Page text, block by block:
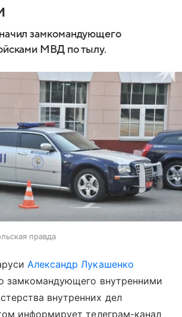
замкомандующего
МВД по тылу.
правда
Александр Лукашенко
замкомандующего внутренними
внутренних дел
информирует телеграм-канал